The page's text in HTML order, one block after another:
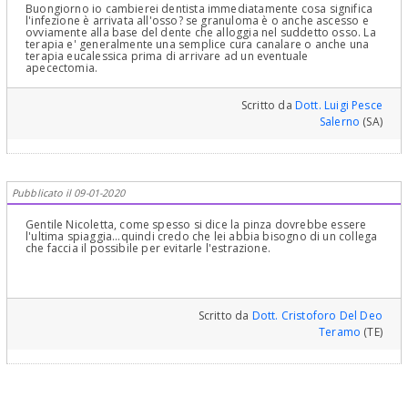
Buongiorno io cambierei dentista immediatamente cosa significa
l'infezione è arrivata all'osso? se granuloma è o anche ascesso e
ovviamente alla base del dente che alloggia nel suddetto osso. La
terapia e' generalmente una semplice cura canalare o anche una
terapia eucalessica prima di arrivare ad un eventuale
apecectomia.
Scritto da Dott. Luigi Pesce
Salerno (SA)
Pubblicato il 09-01-2020
Gentile Nicoletta, come spesso si dice la pinza dovrebbe essere
l'ultima spiaggia...quindi credo che lei abbia bisogno di un collega
che faccia il possibile per evitarle l'estrazione.
Scritto da Dott. Cristoforo Del Deo
Teramo (TE)